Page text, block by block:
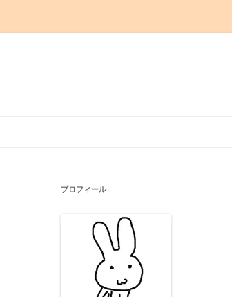
プロフィール